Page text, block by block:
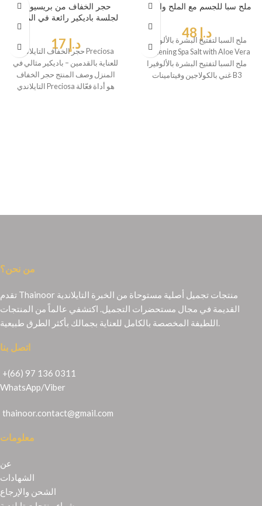
حجر الخفاف من بريسيوسا
لجلسة باديكير رائعة في المنزل
د.إ17
حجر الخفاف التايلاندي Preciosa
للعناية بالقدمين – باديكير مثالي في
المنزل وصف المنتج حجر الخفاف
التايلاندي Preciosa هو أداة فعّالة
ملح سبا للجسم مع الملح والصبار
د.إ 48
ملح السبا لتفتيح البشرة بالألوفيرا
Whitening Spa Salt with Aloe Vera
ملح السبا لتفتيح البشرة بالألوفيرا
غني بالكولاجين وفيتامينات B3
من نحن؟
تقدم Thainoor منتجات تجميل أصلية مستوحاة من الخبرة التايلاندية
القديمة في مجال مستحضرات التجميل. اكتشفي عالماً من المنتجات
اللطيفة المخصصة بالكامل للعناية بجمالك بأكثر الطرق طبيعية.
اتصل بنا
+(66) 97 136 0311
WhatsApp/Viber
thainoor.contact@gmail.com
معلومات
عن
الشهادات
الشحن والإرجاع